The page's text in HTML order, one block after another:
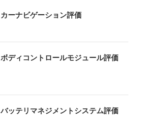
カーナビゲーション評価
ボディコントロールモジュール評価
バッテリマネジメントシステム評価